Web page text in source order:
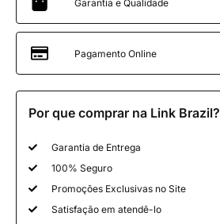
Garantia e Qualidade
Pagamento Online
Por que comprar na Link Brazil?
Garantia de Entrega
100% Seguro
Promoções Exclusivas no Site
Satisfação em atendê-lo